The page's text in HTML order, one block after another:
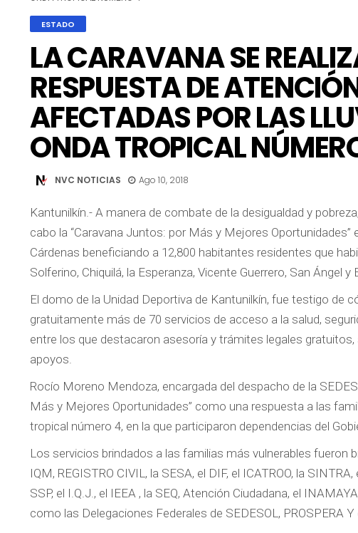
ESTADO
LA CARAVANA SE
RESPUESTA DE
AFECTADAS POR LAS
ONDA TROPICAL
NVC NOTICIAS Ago 10, 2018
Kantunilkín.- A manera de combate de la desigualdad y
cabo la “Caravana Juntos: por Más y Mejores Oportunidades”
Cárdenas beneficiando a 12,800 habitantes residentes que
Solferino, Chiquilá, la Esperanza, Vicente Guerrero, San Ángel y
El domo de la Unidad Deportiva de Kantunilkín, fue testigo de
gratuitamente más de 70 servicios de acceso a la salud,
entre los que destacaron asesoría y trámites legales
apoyos.
Rocío Moreno Mendoza, encargada del despacho de la
Más y Mejores Oportunidades” como una respuesta a las
tropical número 4, en la que participaron dependencias del
Los servicios brindados a las familias más vulnerables fueron
IQM, REGISTRO CIVIL, la SESA, el DIF, el ICATROO, la
SSP, el I.Q.J., el IEEA , la SEQ, Atención Ciudadana, el
como las Delegaciones Federales de SEDESOL, PROSPERA